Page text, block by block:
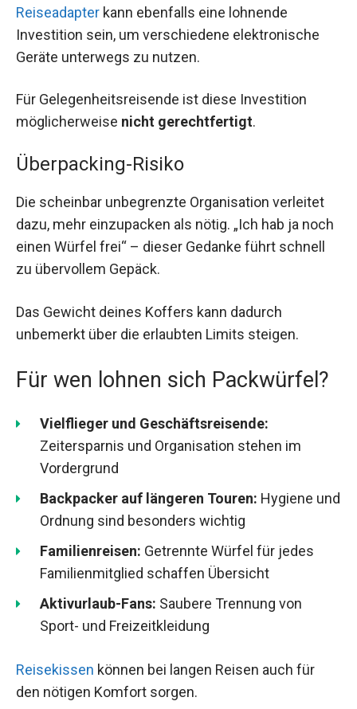
Reiseadapter kann ebenfalls eine lohnende
Investition sein, um verschiedene elektronische
Geräte unterwegs zu nutzen.
Für Gelegenheitsreisende ist diese Investition
möglicherweise nicht gerechtfertigt.
Überpacking-Risiko
Die scheinbar unbegrenzte Organisation verleitet
dazu, mehr einzupacken als nötig. „Ich hab ja noch
einen Würfel frei“ – dieser Gedanke führt schnell
zu übervollem Gepäck.
Das Gewicht deines Koffers kann dadurch
unbemerkt über die erlaubten Limits steigen.
Für wen lohnen sich Packwürfel?
Vielflieger und Geschäftsreisende:
Zeitersparnis und Organisation stehen im
Vordergrund
Backpacker auf längeren Touren: Hygiene und
Ordnung sind besonders wichtig
Familienreisen: Getrennte Würfel für jedes
Familienmitglied schaffen Übersicht
Aktivurlaub-Fans: Saubere Trennung von
Sport- und Freizeitkleidung
Reisekissen können bei langen Reisen auch für
den nötigen Komfort sorgen.